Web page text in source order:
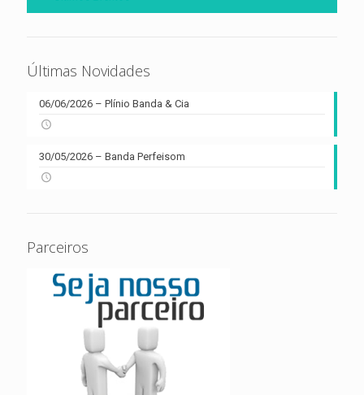
Últimas Novidades
06/06/2026 – Plínio Banda & Cia
30/05/2026 – Banda Perfeisom
Parceiros